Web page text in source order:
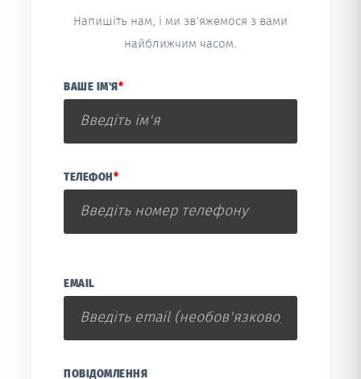
Напишіть нам, і ми зв'яжемося з вами
найближчим часом.
ВАШЕ ІМ'Я *
ТЕЛЕФОН *
EMAIL
ПОВІДОМЛЕННЯ